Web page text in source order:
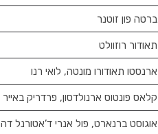
ברטה פון זוטנר
תאודור רוזוולט
ארנסטו תאודורו מונטה, לואי רנו
קלאס פונטוס ארנולדסון, פרדריק באייר
אוגוסט ברנארט, פול אנרי ד’אטורנל